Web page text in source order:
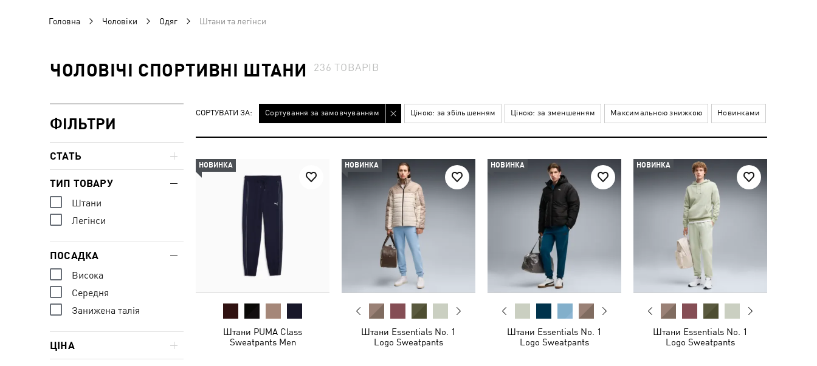
Головна Чоловіки Одяг Штани та легінси
ЧОЛОВІЧІ СПОРТИВНІ ШТАНИ 236ТОВАРІВ
СОРТУВАТИ ЗА: Сортування за замовчуванням Ціною: за збільшенням Ціною: за зменшенням Максимальною знижкою Новинками
НОВИНКА
Штани PUMA Class
Sweatpants Men
НОВИНКА
Штани Essentials No. 1
Logo Sweatpants
НОВИНКА
Штани Essentials No. 1
Logo Sweatpants
НОВИНКА
Штани Essentials No. 1
Logo Sweatpants
ФІЛЬТРИ
СТАТЬ
ТИП ТОВАРУ
Штани
Легінси
ПОСАДКА
Висока
Середня
Занижена талія
ЦІНА